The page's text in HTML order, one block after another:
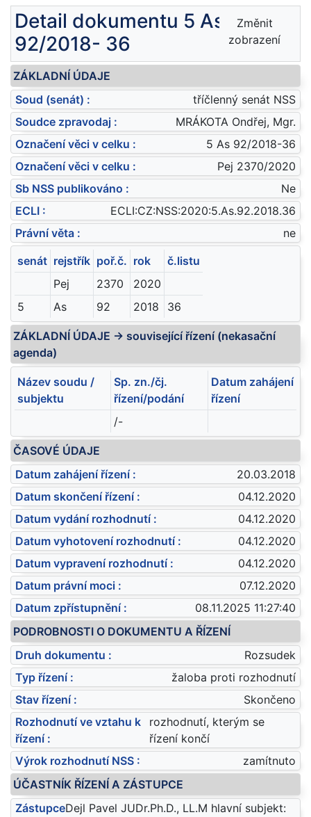
Detail dokumentu 5 As
92/2018- 36
Změnit
zobrazení
ZÁKLADNÍ ÚDAJE
Soud (senát) :
tříčlenný senát NSS
Soudce zpravodaj :
MRÁKOTA Ondřej, Mgr.
Označení věci v celku :
5 As 92/2018-36
Označení věci v celku :
Pej 2370/2020
Sb NSS publikováno :
Ne
ECLI :
ECLI:CZ:NSS:2020:5.As.92.2018.36
Právní věta :
ne
senát rejstřík poř.č. rok
č.listu
Pej
2370
2020
5
As 92 2018 36
ZÁKLADNÍ ÚDAJE -> související řízení (nekasační
agenda)
Název soudu /
subjektu
Sp. zn./čj.
řízení/podání
Datum zahájení
řízení
/-
ČASOVÉ ÚDAJE
Datum zahájení řízení :
20.03.2018
Datum skončení řízení :
04.12.2020
Datum vydání rozhodnutí :
04.12.2020
Datum vyhotovení rozhodnutí :
04.12.2020
Datum vypravení rozhodnutí :
04.12.2020
Datum právní moci :
07.12.2020
Datum zpřístupnění :
08.11.2025 11:27:40
PODROBNOSTI O DOKUMENTU A ŘÍZENÍ
Druh dokumentu :
Rozsudek
Typ řízení :
žaloba proti rozhodnutí
Stav řízení :
Skončeno
Rozhodnutí ve vztahu k
řízení :
rozhodnutí, kterým se
řízení končí
Výrok rozhodnutí NSS :
zamítnuto
ÚČASTNÍK ŘÍZENÍ A ZÁSTUPCE
ZástupceDejl Pavel JUDr.Ph.D., LL.M hlavní subjekt: